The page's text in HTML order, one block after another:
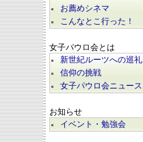
お薦めシネマ
こんなとこ行った！
女子パウロ会とは
新世紀ルーツへの巡礼
信仰の挑戦
女子パウロ会ニュース
お知らせ
イベント・勉強会